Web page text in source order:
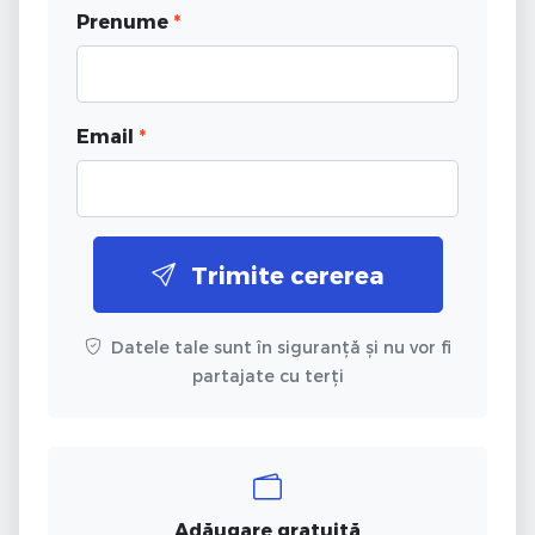
Prenume *
Email *
Trimite cererea
Datele tale sunt în siguranță și nu vor fi
partajate cu terți
Adăugare gratuită